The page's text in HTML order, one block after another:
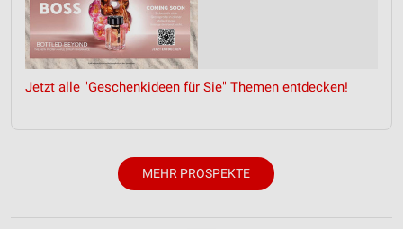
Jetzt alle "Geschenkideen für Sie" Themen entdecken!
MEHR PROSPEKTE
Erstellung von Profilen zur Personalisierung
von Inhalten
Verwendung von Profilen zur Auswahl
personalisierter Inhalte
Messung der Performance von Inhalten